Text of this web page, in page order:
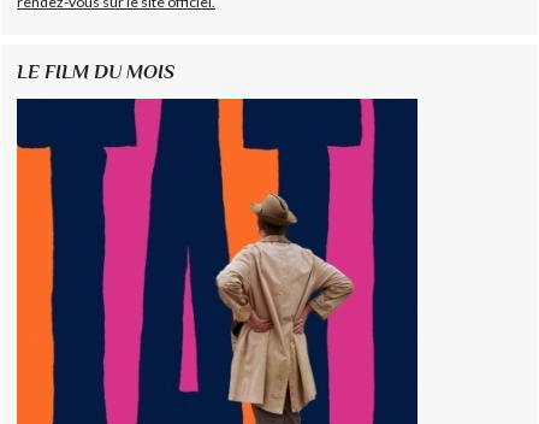
LE FILM DU MOIS